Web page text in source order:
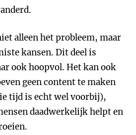
alleen het probleem, maar
kansen. Dit deel is
ook hoopvol. Het kan ook
geen content te maken
tijd is echt wel voorbij),
daadwerkelijk helpt en